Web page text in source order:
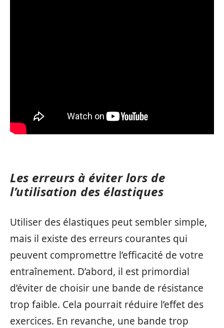
Les erreurs à éviter lors de
l’utilisation des élastiques
Utiliser des élastiques peut sembler simple,
mais il existe des erreurs courantes qui
peuvent compromettre l’efficacité de votre
entraînement. D’abord, il est primordial
d’éviter de choisir une bande de résistance
trop faible. Cela pourrait réduire l’effet des
exercices. En revanche, une bande trop